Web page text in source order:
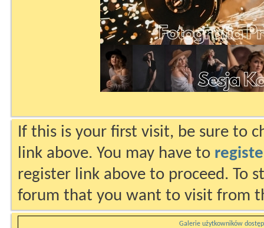
If this is your first visit, be sure to
link above. You may have to
register link above to proceed. To
forum that you want to visit from
Galerie użytkowników